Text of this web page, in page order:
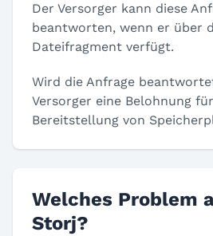
Der Versorger kann diese
beantworten, wenn er über
Dateifragment verfügt.
Wird die Anfrage
Versorger eine Belohnung
Bereitstellung von
Welches Problem
Storj?